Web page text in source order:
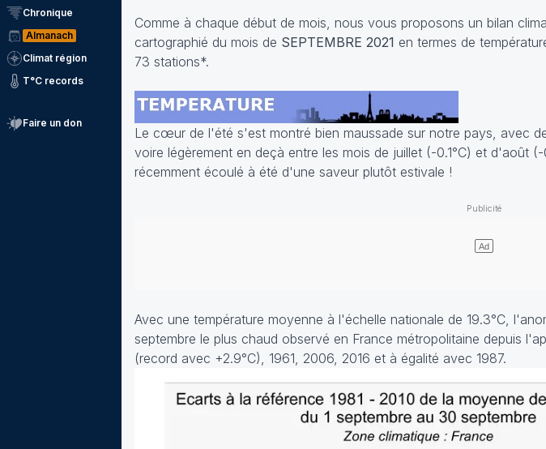
Chronique
Almanach
Climat région
T°C records
Faire un don
Comme à chaque début de mois, nous vous proposons un bilan
cartographié du mois de SEPTEMBRE 2021 en termes de
73 stations*.
Le cœur de l'été s'est montré bien maussade sur notre pays, avec
voire légèrement en deçà entre les mois de juillet (-0.1°C) et d'août
récemment écoulé à été d'une saveur plutôt estivale !
Avec une température moyenne à l'échelle nationale de 19.3°C,
septembre le plus chaud observé en France métropolitaine depuis
(record avec +2.9°C), 1961, 2006, 2016 et à égalité avec 1987.